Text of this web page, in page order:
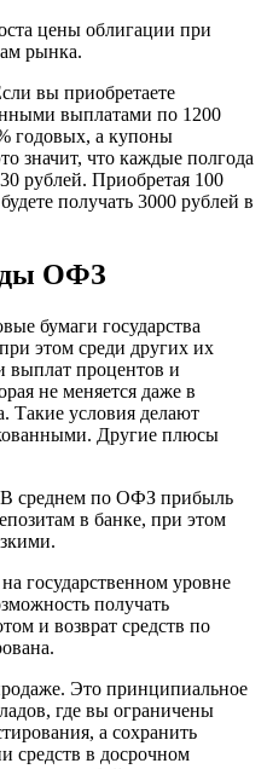
цены облигации при
рынка.
вы приобретаете
выплатами по 1200
годовых, а купоны
значит, что каждые полгода
рублей. Приобретая 100
получать 3000 рублей в
ОФЗ
бумаги государства
этом среди других их
выплат процентов и
не меняется даже в
Такие условия делают
Другие плюсы
среднем по ОФЗ прибыль
в банке, при этом
государственном уровне
получать
и возврат средств по
Это принципиальное
где вы ограничены
а сохранить
средств в досрочном